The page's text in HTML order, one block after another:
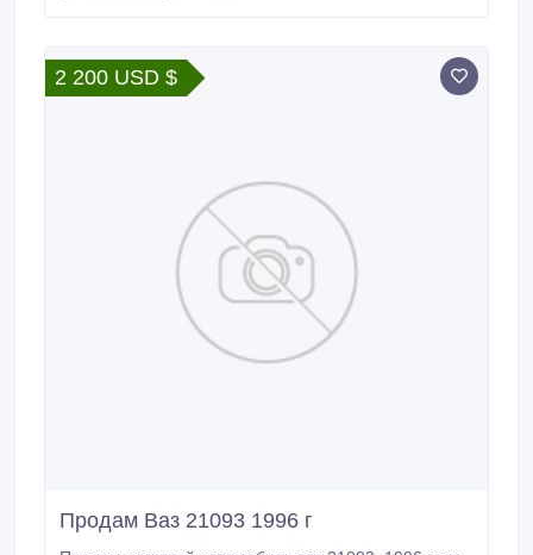
2 200 USD $
Продам Ваз 21093 1996 г